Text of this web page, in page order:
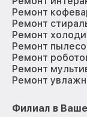
Ремонт
Ремонт
Ремонт
Ремонт
Ремонт
Ремонт
Ремонт
Филиал в